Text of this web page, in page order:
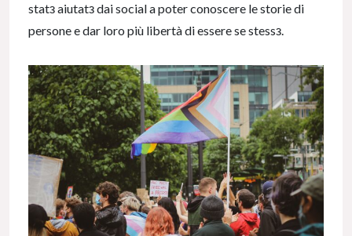
statз aiutatз dai social a poter conoscere le storie di
persone e dar loro più libertà di essere se stessз.